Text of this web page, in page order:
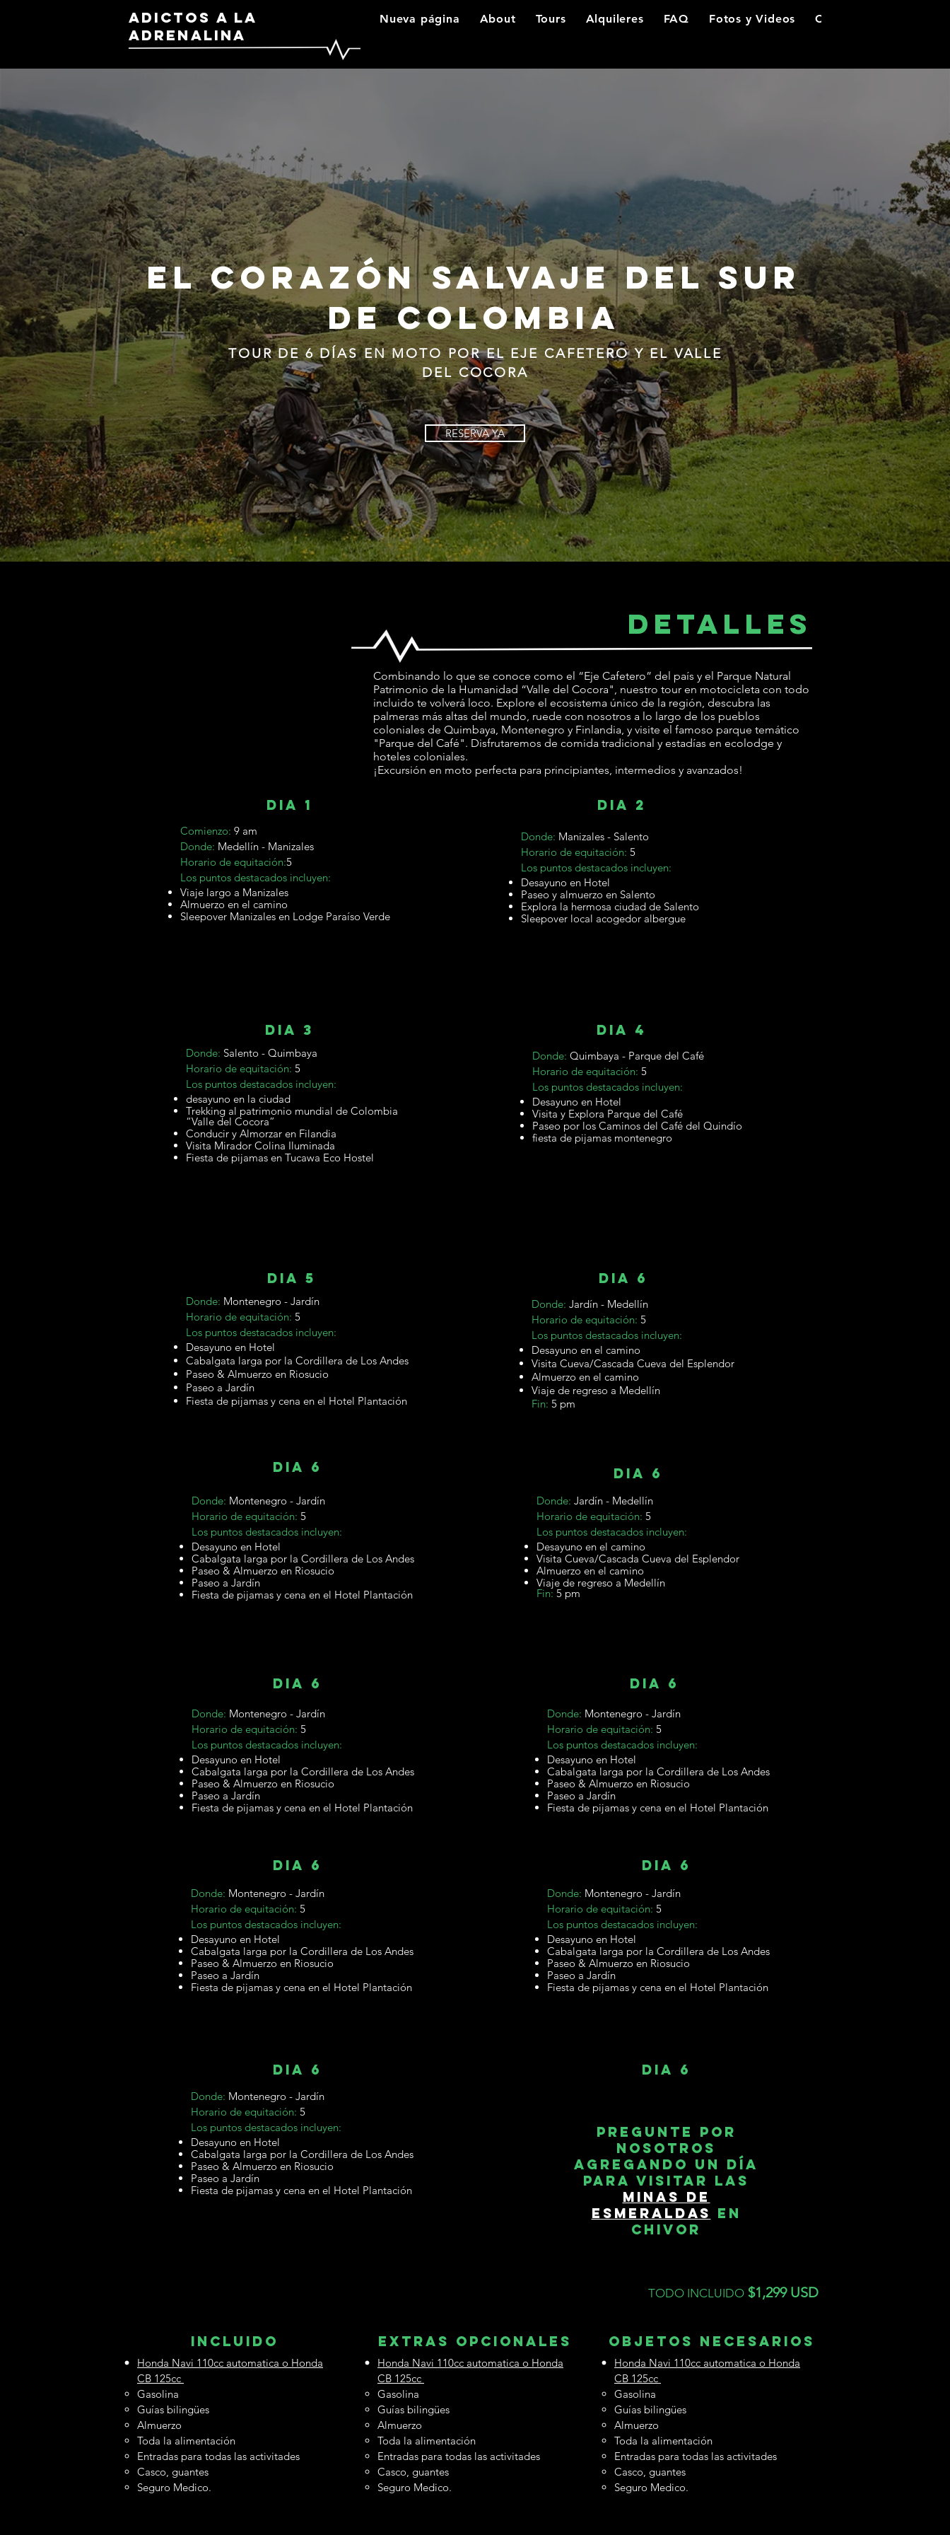
ADICTOS A LA
ADRENALINA
Nueva página About Tours Alquileres FAQ Fotos y Videos Contacto
El corazón salvaje del sur
de Colombia
TOUR DE 6 DÍAS EN MOTO POR EL EJE CAFETERO Y EL VALLE
DEL COCORA
RESERVA YA
DETALLES
Combinando lo que se conoce como el “Eje Cafetero” del país y el Parque Natural
Patrimonio de la Humanidad “Valle del Cocora", nuestro tour en motocicleta con todo
incluido te volverá loco. Explore el ecosistema único de la región, descubra las
palmeras más altas del mundo, ruede con nosotros a lo largo de los pueblos
coloniales de Quimbaya, Montenegro y Finlandia, y visite el famoso parque temático
"Parque del Café". Disfrutaremos de comida tradicional y estadías en ecolodge y
hoteles coloniales.
¡Excursión en moto perfecta para principiantes, intermedios y avanzados!
dia 1
Comienzo: 9 am
Donde: Medellín - Manizales
Horario de equitación:5
Los puntos destacados incluyen:
Viaje largo a Manizales
Almuerzo en el camino
Sleepover Manizales en Lodge Paraíso Verde
dia 2
Donde: Manizales - Salento
Horario de equitación: 5
Los puntos destacados incluyen:
Desayuno en Hotel
Paseo y almuerzo en Salento
Explora la hermosa ciudad de Salento
Sleepover local acogedor albergue
dia 3
Donde: Salento - Quimbaya
Horario de equitación: 5
Los puntos destacados incluyen:
desayuno en la ciudad
Trekking al patrimonio mundial de Colombia
“Valle del Cocora”
Conducir y Almorzar en Filandia
Visita Mirador Colina Iluminada
Fiesta de pijamas en Tucawa Eco Hostel
dia 4
Donde: Quimbaya - Parque del Café
Horario de equitación: 5
Los puntos destacados incluyen:
Desayuno en Hotel
Visita y Explora Parque del Café
Paseo por los Caminos del Café del Quindío
fiesta de pijamas montenegro
dia 5
Donde: Montenegro - Jardín
Horario de equitación: 5
Los puntos destacados incluyen:
Desayuno en Hotel
Cabalgata larga por la Cordillera de Los Andes
Paseo & Almuerzo en Riosucio
Paseo a Jardín
Fiesta de pijamas y cena en el Hotel Plantación
dia 6
Donde: Jardín - Medellín
Horario de equitación: 5
Los puntos destacados incluyen:
Desayuno en el camino
Visita Cueva/Cascada Cueva del Esplendor
Almuerzo en el camino
Viaje de regreso a Medellín
Fin: 5 pm
dia 6
Donde: Montenegro - Jardín
Horario de equitación: 5
Los puntos destacados incluyen:
Desayuno en Hotel
Cabalgata larga por la Cordillera de Los Andes
Paseo & Almuerzo en Riosucio
Paseo a Jardín
Fiesta de pijamas y cena en el Hotel Plantación
dia 6
Donde: Montenegro - Jardín
Horario de equitación: 5
Los puntos destacados incluyen:
Desayuno en Hotel
Cabalgata larga por la Cordillera de Los Andes
Paseo & Almuerzo en Riosucio
Paseo a Jardín
Fiesta de pijamas y cena en el Hotel Plantación
dia 6
Donde: Montenegro - Jardín
Horario de equitación: 5
Los puntos destacados incluyen:
Desayuno en Hotel
Cabalgata larga por la Cordillera de Los Andes
Paseo & Almuerzo en Riosucio
Paseo a Jardín
Fiesta de pijamas y cena en el Hotel Plantación
dia 6
Donde: Montenegro - Jardín
Horario de equitación: 5
Los puntos destacados incluyen:
Desayuno en Hotel
Cabalgata larga por la Cordillera de Los Andes
Paseo & Almuerzo en Riosucio
Paseo a Jardín
Fiesta de pijamas y cena en el Hotel Plantación
dia 6
Donde: Jardín - Medellín
Horario de equitación: 5
Los puntos destacados incluyen:
Desayuno en el camino
Visita Cueva/Cascada Cueva del Esplendor
Almuerzo en el camino
Viaje de regreso a Medellín
Fin: 5 pm
dia 6
Donde: Montenegro - Jardín
Horario de equitación: 5
Los puntos destacados incluyen:
Desayuno en Hotel
Cabalgata larga por la Cordillera de Los Andes
Paseo & Almuerzo en Riosucio
Paseo a Jardín
Fiesta de pijamas y cena en el Hotel Plantación
dia 6
Donde: Montenegro - Jardín
Horario de equitación: 5
Los puntos destacados incluyen:
Desayuno en Hotel
Cabalgata larga por la Cordillera de Los Andes
Paseo & Almuerzo en Riosucio
Paseo a Jardín
Fiesta de pijamas y cena en el Hotel Plantación
dia 6
Pregunte por
nosotros
agregando un día
para visitar las
minas de
esmeraldas en
CHIVOR
TODO INCLUIDO $1,299 USD
INCLUIDO
Honda Navi 110cc automatica o Honda
CB 125cc
Gasolina
Guías bilingües
Almuerzo
Toda la alimentación
Entradas para todas las activitades
Casco, guantes
Seguro Medico.
Extras OPCIonales
Honda Navi 110cc automatica o Honda
CB 125cc
Gasolina
Guías bilingües
Almuerzo
Toda la alimentación
Entradas para todas las activitades
Casco, guantes
Seguro Medico.
OBJETOS NECESARIOS
Honda Navi 110cc automatica o Honda
CB 125cc
Gasolina
Guías bilingües
Almuerzo
Toda la alimentación
Entradas para todas las activitades
Casco, guantes
Seguro Medico.